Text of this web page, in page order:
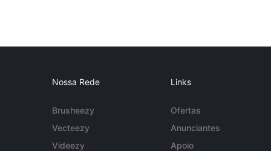
Nossa Rede
Brusheezy
Vecteezy
Videezy
Links
Ofertas
Anunciantes
Apoio